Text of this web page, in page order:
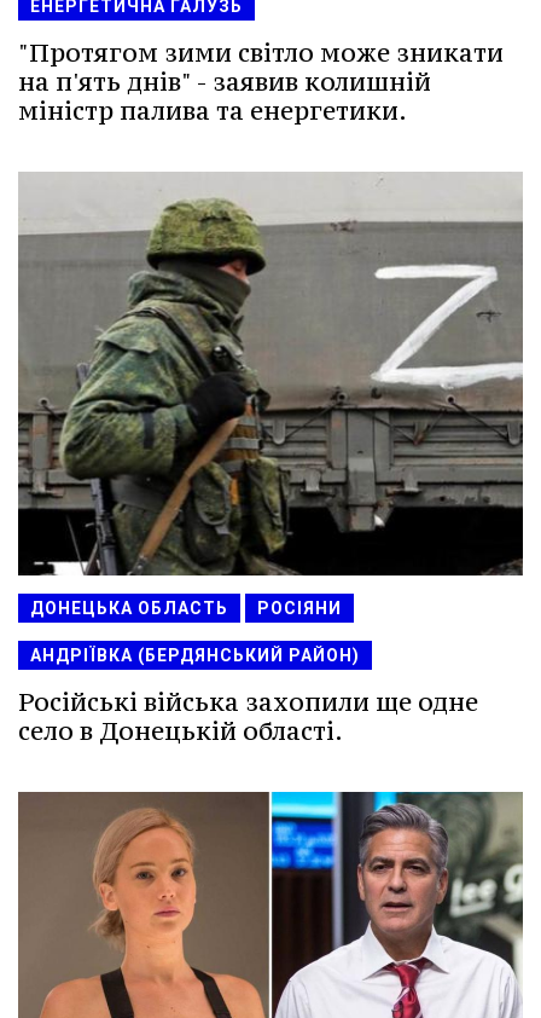
ЕНЕРГЕТИЧНА ГАЛУЗЬ
"Протягом зими світло може зникати
на п'ять днів" - заявив колишній
міністр палива та енергетики.
ДОНЕЦЬКА ОБЛАСТЬ РОСІЯНИ
АНДРІЇВКА (БЕРДЯНСЬКИЙ РАЙОН)
Російські війська захопили ще одне
село в Донецькій області.